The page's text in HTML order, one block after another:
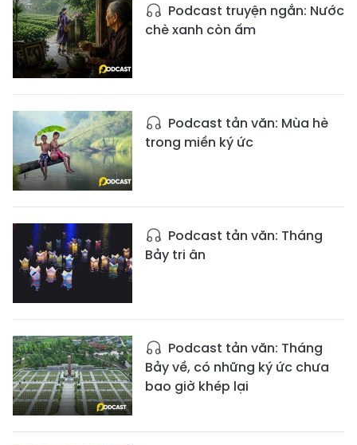
Podcast truyện ngắn: Nước
chè xanh còn ấm
Podcast tản văn: Mùa hè
trong miền ký ức
Podcast tản văn: Tháng
Bảy tri ân
Podcast tản văn: Tháng
Bảy về, có những ký ức chưa
bao giờ khép lại